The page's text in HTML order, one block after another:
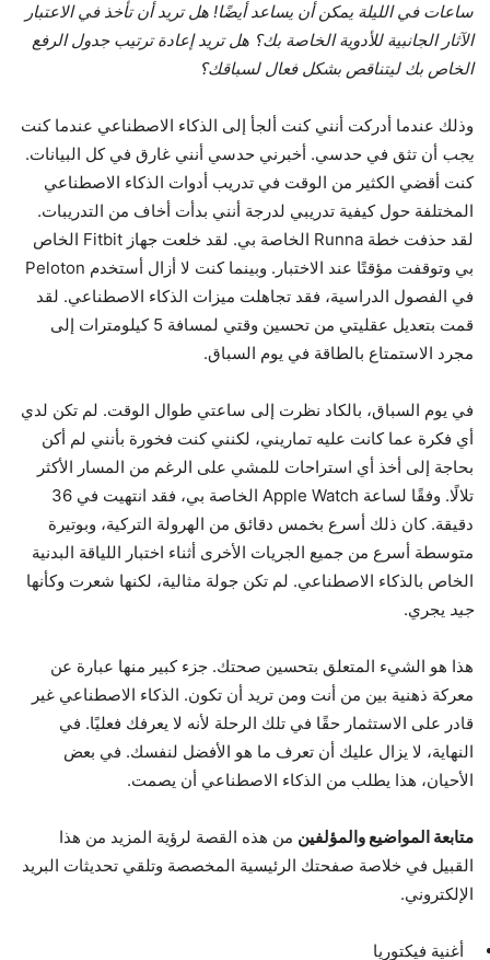
ساعات في الليلة يمكن أن يساعد أيضًا! هل تريد أن تأخذ في الاعتبار
الآثار الجانبية للأدوية الخاصة بك؟ هل تريد إعادة ترتيب جدول الرفع
الخاص بك ليتناقص بشكل فعال لسباقك؟
وذلك عندما أدركت أنني كنت ألجأ إلى الذكاء الاصطناعي عندما كنت
يجب أن تثق في حدسي. أخبرني حدسي أنني غارق في كل البيانات.
كنت أقضي الكثير من الوقت في تدريب أدوات الذكاء الاصطناعي
المختلفة حول كيفية تدريبي لدرجة أنني بدأت أخاف من التدريبات.
لقد حذفت خطة Runna الخاصة بي. لقد خلعت جهاز Fitbit الخاص
بي وتوقفت مؤقتًا عند الاختبار. وبينما كنت لا أزال أستخدم Peloton
في الفصول الدراسية، فقد تجاهلت ميزات الذكاء الاصطناعي. لقد
قمت بتعديل عقليتي من تحسين وقتي لمسافة 5 كيلومترات إلى
مجرد الاستمتاع بالطاقة في يوم السباق.
في يوم السباق، بالكاد نظرت إلى ساعتي طوال الوقت. لم تكن لدي
أي فكرة عما كانت عليه تماريني، لكنني كنت فخورة بأنني لم أكن
بحاجة إلى أخذ أي استراحات للمشي على الرغم من المسار الأكثر
تلالًا. وفقًا لساعة Apple Watch الخاصة بي، فقد انتهيت في 36
دقيقة. كان ذلك أسرع بخمس دقائق من الهرولة التركية، وبوتيرة
متوسطة أسرع من جميع الجريات الأخرى أثناء اختبار اللياقة البدنية
الخاص بالذكاء الاصطناعي. لم تكن جولة مثالية، لكنها شعرت وكأنها
جيد يجري.
هذا هو الشيء المتعلق بتحسين صحتك. جزء كبير منها عبارة عن
معركة ذهنية بين من أنت ومن تريد أن تكون. الذكاء الاصطناعي غير
قادر على الاستثمار حقًا في تلك الرحلة لأنه لا يعرفك فعليًا. في
النهاية، لا يزال عليك أن تعرف ما هو الأفضل لنفسك. في بعض
الأحيان، هذا يطلب من الذكاء الاصطناعي أن يصمت.
متابعة المواضيع والمؤلفين من هذه القصة لرؤية المزيد من هذا
القبيل في خلاصة صفحتك الرئيسية المخصصة وتلقي تحديثات البريد
الإلكتروني.
أغنية فيكتوريا